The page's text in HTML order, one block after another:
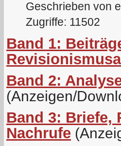
Geschrieben von
Zugriffe: 11502
Band 1:
Band 2:
(Anzeigen/
Band 3: Briefe,
Nachrufe